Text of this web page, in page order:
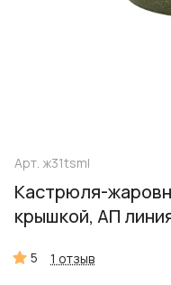
Арт. ж31tsml
Кастрюля-
крышкой, АП
5 1 отзыв